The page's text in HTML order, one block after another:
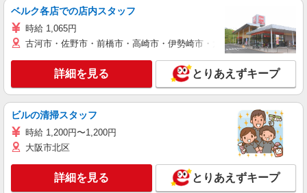
ベルク各店での店内スタッフ
時給 1,065円
古河市・佐野市・前橋市・高崎市・伊勢崎市・太田市・館林市・藤
詳細を見る とりあえずキープ
ビルの清掃スタッフ
時給 1,200円〜1,200円
大阪市北区
詳細を見る とりあえずキープ